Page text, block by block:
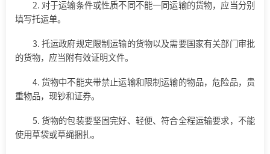
2. 对于运输条件或性质不同不能一同运输的货物，应当分别
填写托运单。
3. 托运政府规定限制运输的货物以及需要国家有关部门审批
的货物，应当附有效证明文件。
4. 货物中不能夹带禁止运输和限制运输的物品，危险品，贵
重物品，现钞和证券。
5. 货物的包装要坚固完好、轻便、符合全程运输要求，不能
使用草袋或草绳捆扎。